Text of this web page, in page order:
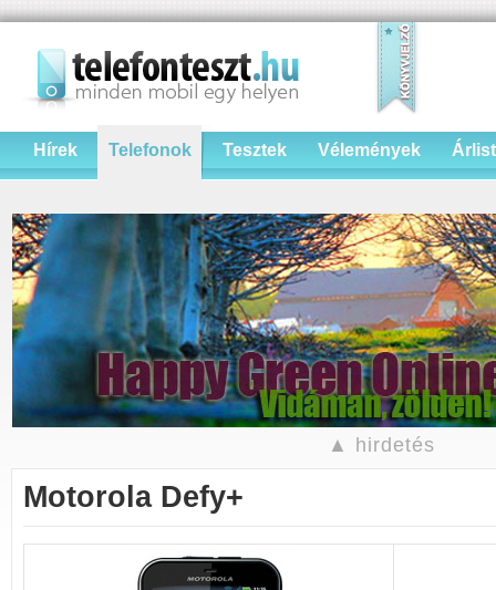
Hírek Telefonok Tesztek Vélemények
▲ hirdetés
Motorola Defy+